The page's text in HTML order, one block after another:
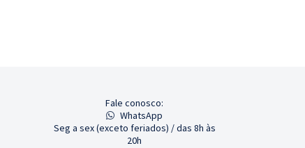
Fale conosco:
WhatsApp
Seg a sex (exceto feriados) / das 8h às
20h